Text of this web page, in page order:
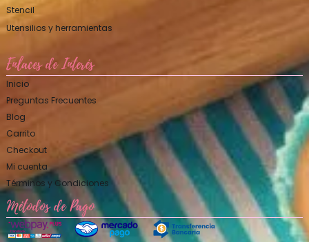
Stencil
Utensilios y herramientas
Enlaces de Interés
Inicio
Preguntas Frecuentes
Blog
Carrito
Checkout
Mi cuenta
Términos y Condiciones
Métodos de Pago